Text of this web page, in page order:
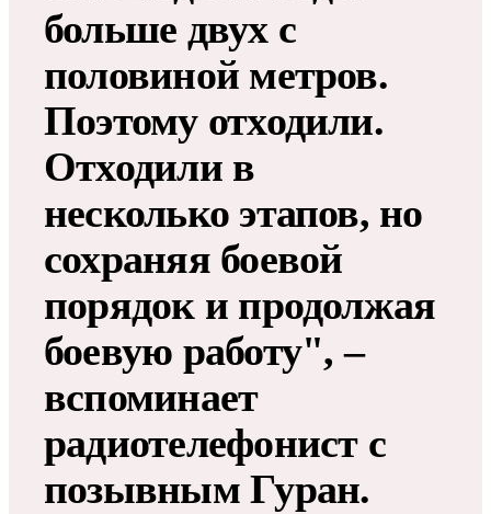
больше двух с
половиной метров.
Поэтому отходили.
Отходили в
несколько этапов, но
сохраняя боевой
порядок и продолжая
боевую работу", –
вспоминает
радиотелефонист с
позывным Гуран.